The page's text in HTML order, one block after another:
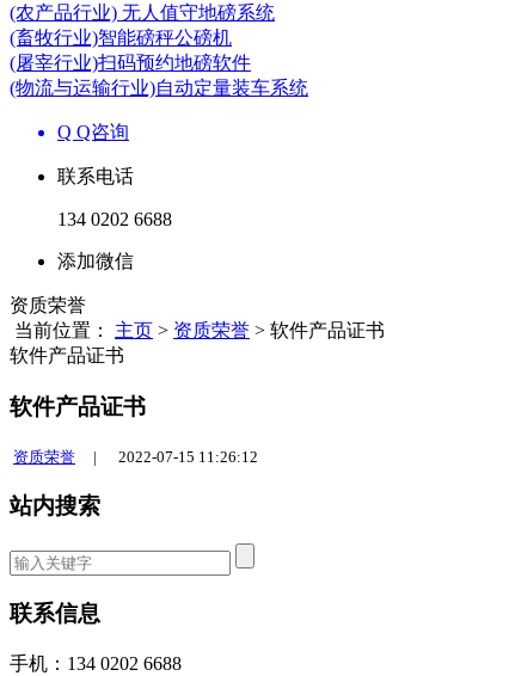
(农产品行业) 无人值守地磅系统
(畜牧行业)智能磅秤公磅机
(屠宰行业)扫码预约地磅软件
(物流与运输行业)自动定量装车系统
Q Q咨询
联系电话
134 0202 6688
添加微信
资质荣誉
当前位置： 主页 > 资质荣誉 > 软件产品证书
软件产品证书
软件产品证书
资质荣誉 | 2022-07-15 11:26:12
站内搜索
联系信息
手机：134 0202 6688